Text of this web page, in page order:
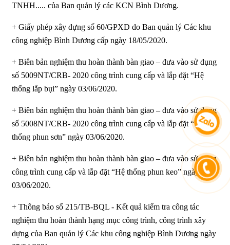
TNHH..... của Ban quản lý các KCN Bình Dương.
+ Giấy phép xây dựng số 60/GPXD do Ban quản lý Các khu
công nghiệp Bình Dương cấp ngày 18/05/2020.
+ Biên bản nghiệm thu hoàn thành bàn giao – đưa vào sử dụng
số 5009NT/CRB- 2020 công trình cung cấp và lắp đặt “Hệ
thống lắp bụi” ngày 03/06/2020.
+ Biên bản nghiệm thu hoàn thành bàn giao – đưa vào sử dụng
số 5008NT/CRB- 2020 công trình cung cấp và lắp đặt “Hệ
thống phun sơn” ngày 03/06/2020.
+ Biên bản nghiệm thu hoàn thành bàn giao – đưa vào sử dụng
công trình cung cấp và lắp đặt “Hệ thống phun keo” ngày
03/06/2020.
+ Thông báo số 215/TB-BQL - Kết quả kiểm tra công tác
nghiệm thu hoàn thành hạng mục công trình, công trình xây
dựng của Ban quản lý Các khu công nghiệp Bình Dương ngày